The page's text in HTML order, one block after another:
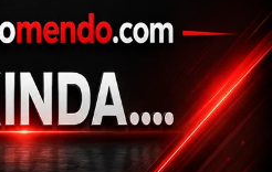
sezon Karagümrük
Altınay ile 2 yıllık
ABONE OL